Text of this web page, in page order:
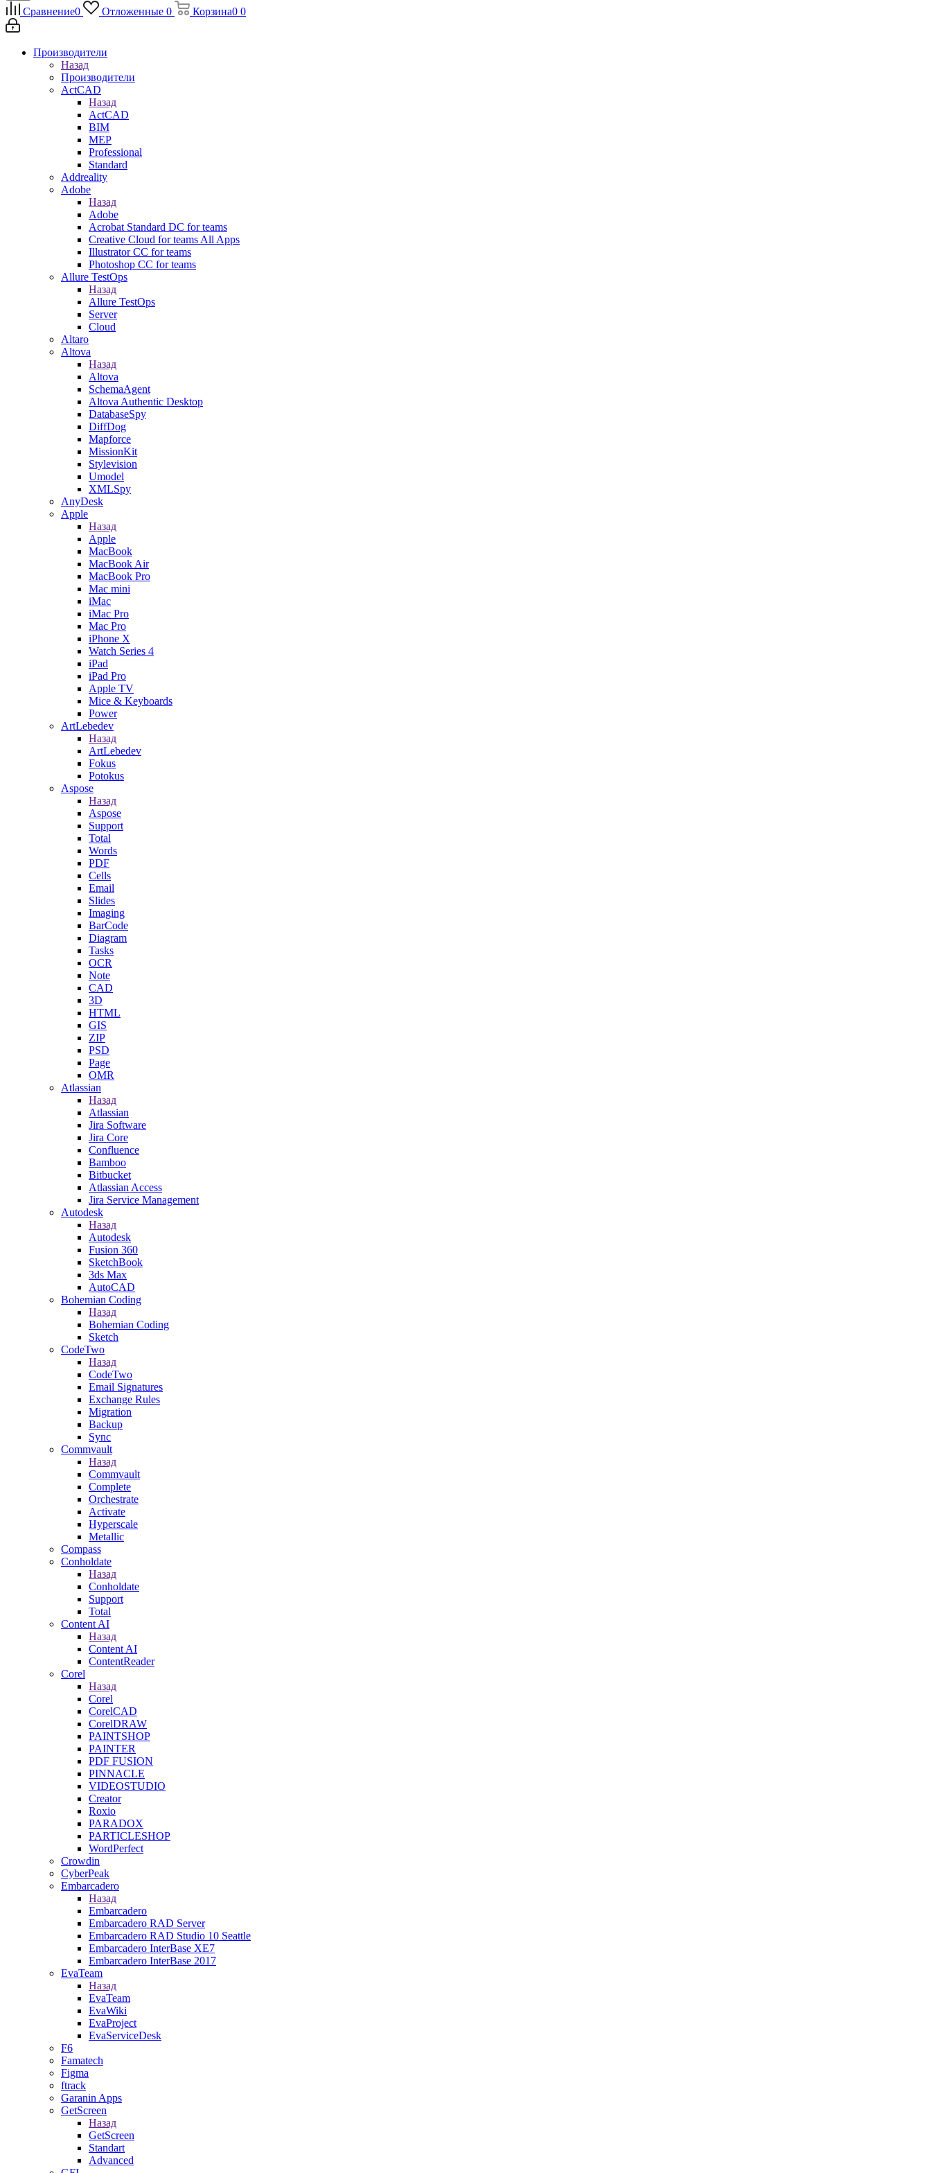
Сравнение0 Отложенные 0 Корзина0 0
Производители
Назад
Производители
ActCAD
Назад
ActCAD
BIM
MEP
Professional
Standard
Addreality
Adobe
Назад
Adobe
Acrobat Standard DC for teams
Creative Cloud for teams All Apps
Illustrator CC for teams
Photoshop CC for teams
Allure TestOps
Назад
Allure TestOps
Server
Cloud
Altaro
Altova
Назад
Altova
SchemaAgent
Altova Authentic Desktop
DatabaseSpy
DiffDog
Mapforce
MissionKit
Stylevision
Umodel
XMLSpy
AnyDesk
Apple
Назад
Apple
MacBook
MacBook Air
MacBook Pro
Mac mini
iMac
iMac Pro
Mac Pro
iPhone X
Watch Series 4
iPad
iPad Pro
Apple TV
Mice & Keyboards
Power
ArtLebedev
Назад
ArtLebedev
Fokus
Potokus
Aspose
Назад
Aspose
Support
Total
Words
PDF
Cells
Email
Slides
Imaging
BarCode
Diagram
Tasks
OCR
Note
CAD
3D
HTML
GIS
ZIP
PSD
Page
OMR
Atlassian
Назад
Atlassian
Jira Software
Jira Core
Confluence
Bamboo
Bitbucket
Atlassian Access
Jira Service Management
Autodesk
Назад
Autodesk
Fusion 360
SketchBook
3ds Max
AutoCAD
Bohemian Coding
Назад
Bohemian Coding
Sketch
CodeTwo
Назад
CodeTwo
Email Signatures
Exchange Rules
Migration
Backup
Sync
Commvault
Назад
Commvault
Complete
Orchestrate
Activate
Hyperscale
Metallic
Compass
Conholdate
Назад
Conholdate
Support
Total
Content AI
Назад
Content AI
ContentReader
Corel
Назад
Corel
CorelCAD
CorelDRAW
PAINTSHOP
PAINTER
PDF FUSION
PINNACLE
VIDEOSTUDIO
Creator
Roxio
PARADOX
PARTICLESHOP
WordPerfect
Crowdin
CyberPeak
Embarcadero
Назад
Embarcadero
Embarcadero RAD Server
Embarcadero RAD Studio 10 Seattle
Embarcadero InterBase XE7
Embarcadero InterBase 2017
EvaTeam
Назад
EvaTeam
EvaWiki
EvaProject
EvaServiceDesk
F6
Famatech
Figma
ftrack
Garanin Apps
GetScreen
Назад
GetScreen
Standart
Advanced